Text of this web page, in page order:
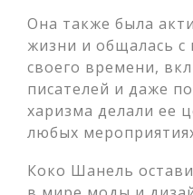
Она также была
жизни и общалась
своего времени,
писателей и даже
харизма делали ее
любых
Коко Шанель